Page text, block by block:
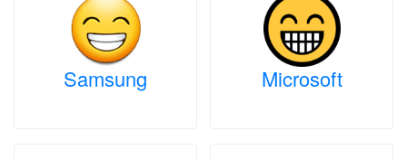
Samsung Microsoft